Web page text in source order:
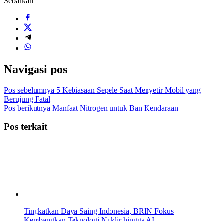
Navigasi pos
Pos sebelumnya 5 Kebiasaan Sepele Saat Menyetir Mobil yang
Berujung Fatal
Pos berikutnya Manfaat Nitrogen untuk Ban Kendaraan
Pos terkait
Tingkatkan Daya Saing Indonesia, BRIN Fokus